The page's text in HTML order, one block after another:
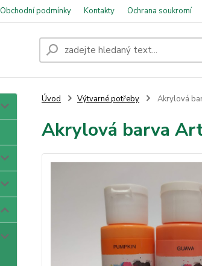
Obchodní podmínky Kontakty Ochrana soukromí
Úvod Výtvarné potřeby Akrylová
Akrylová barva